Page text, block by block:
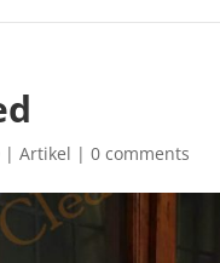
|Artikel |0 comments